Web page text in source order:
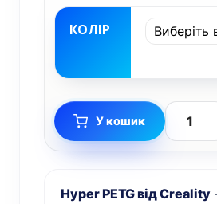
685грн.
Hyper PETG від Creality
КОЛІР
Hyper
Creality,
У кошик